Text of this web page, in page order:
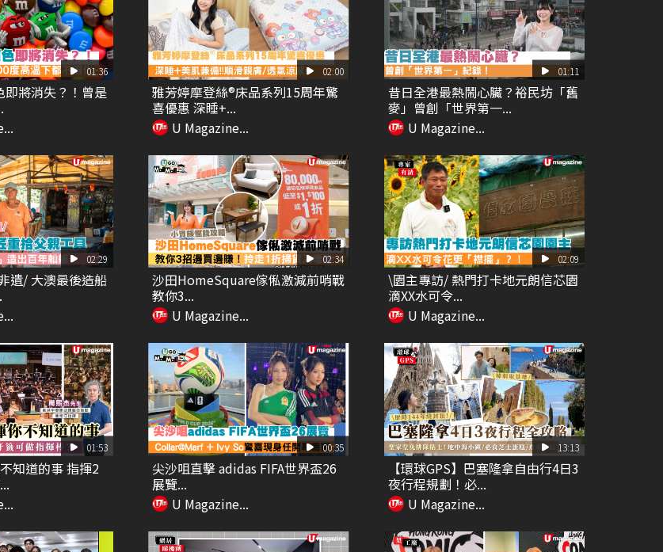
01:36
將消失？！曾是
02:00
雅芳婷摩登絲®床品系列15周年驚
喜優惠 深睡+...
U Magazine...
01:11
昔日全港最熱鬧心臟？裕民坊「舊
麥」曾創「世界第一...
U Magazine...
02:29
遺/ 大澳最後造船
02:34
沙田HomeSquare傢俬激減前哨戰
教你3...
U Magazine...
02:09
\園主專訪/ 熱門打卡地元朗信芯園
滴XX水可令...
U Magazine...
01:53
知道的事 指揮2
00:35
尖沙咀直擊 adidas FIFA世界盃26
展覽...
U Magazine...
13:13
【環球GPS】巴塞隆拿自由行4日3
夜行程規劃！必...
U Magazine...